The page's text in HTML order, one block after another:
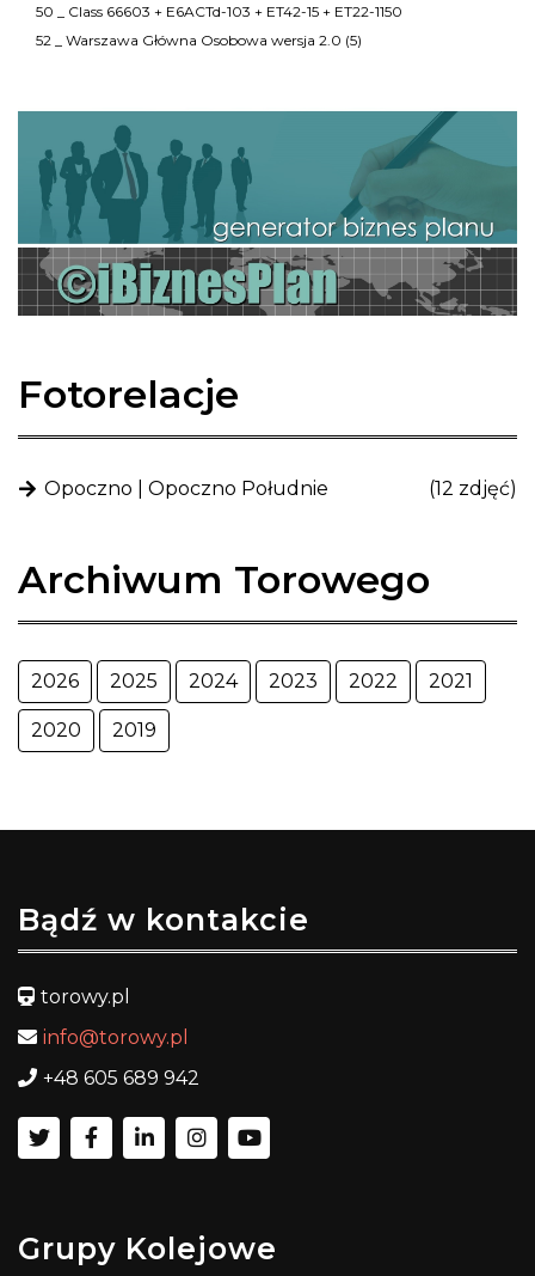
50 _ Class 66603 + E6ACTd-103 + ET42-15 + ET22-1150
52 _ Warszawa Główna Osobowa wersja 2.0 (5)
Fotorelacje
Opoczno | Opoczno Południe (12 zdjęć)
Archiwum Torowego
2026 2025 2024 2023 2022 2021
2020 2019
Bądź w kontakcie
torowy.pl
info@torowy.pl
+48 605 689 942
Grupy Kolejowe